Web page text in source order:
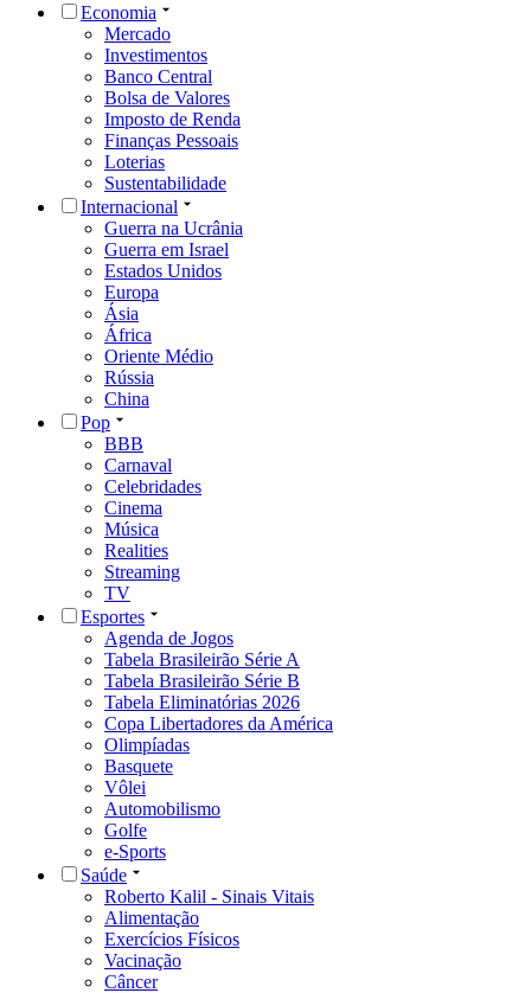
Economia
Mercado
Investimentos
Banco Central
Bolsa de Valores
Imposto de Renda
Finanças Pessoais
Loterias
Sustentabilidade
Internacional
Guerra na Ucrânia
Guerra em Israel
Estados Unidos
Europa
Ásia
África
Oriente Médio
Rússia
China
Pop
BBB
Carnaval
Celebridades
Cinema
Música
Realities
Streaming
TV
Esportes
Agenda de Jogos
Tabela Brasileirão Série A
Tabela Brasileirão Série B
Tabela Eliminatórias 2026
Copa Libertadores da América
Olimpíadas
Basquete
Vôlei
Automobilismo
Golfe
e-Sports
Saúde
Roberto Kalil - Sinais Vitais
Alimentação
Exercícios Físicos
Vacinação
Câncer